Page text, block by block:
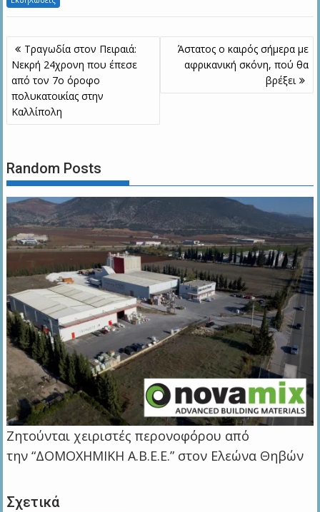
Πλοήγηση
άρθρων
Τραγωδία στον Πειραιά:
Νεκρή 24χρονη που έπεσε
από τον 7ο όροφο
πολυκατοικίας στην
Καλλίπολη
Άστατος ο καιρός σήμερα με
αφρικανική σκόνη, πού θα
βρέξει
Random Posts
Ζητούνται χειριστές περονοφόρου από
την “ΔΟΜΟΧΗΜΙΚΗ Α.Β.Ε.Ε.” στον Ελεώνα Θηβών
Σχετικά